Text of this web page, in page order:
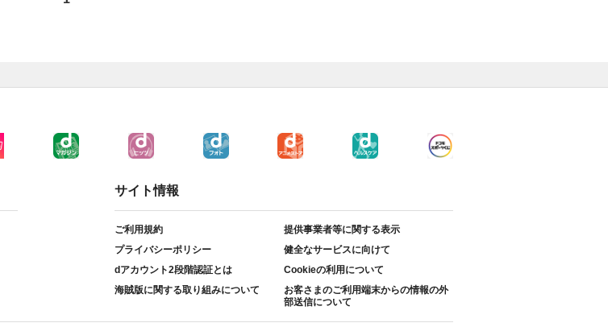
サイト情報
ご利用規約
提供事業者等に関する表示
プライバシーポリシー
健全なサービスに向けて
dアカウント2段階認証とは
Cookieの利用について
海賊版に関する取り組みについて
お客さまのご利用端末からの情報の外
部送信について